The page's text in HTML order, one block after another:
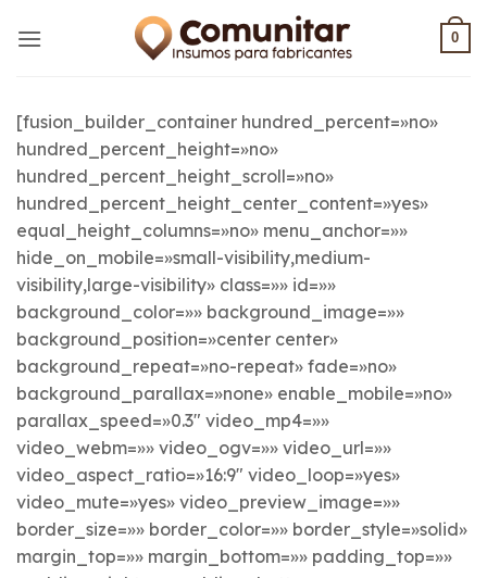
0
[fusion_builder_container hundred_percent=»no»
hundred_percent_height=»no»
hundred_percent_height_scroll=»no»
hundred_percent_height_center_content=»yes»
equal_height_columns=»no» menu_anchor=»»
hide_on_mobile=»small-visibility,medium-
visibility,large-visibility» class=»» id=»»
background_color=»» background_image=»»
background_position=»center center»
background_repeat=»no-repeat» fade=»no»
background_parallax=»none» enable_mobile=»no»
parallax_speed=»0.3″ video_mp4=»»
video_webm=»» video_ogv=»» video_url=»»
video_aspect_ratio=»16:9″ video_loop=»yes»
video_mute=»yes» video_preview_image=»»
border_size=»» border_color=»» border_style=»solid»
margin_top=»» margin_bottom=»» padding_top=»»